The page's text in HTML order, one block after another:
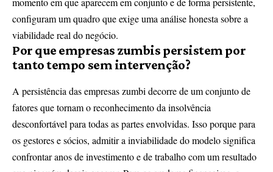
configuram um quadro que exige uma análise honesta sobre a
viabilidade real do negócio.
Por que empresas zumbis persistem por
tanto tempo sem intervenção?
A persistência das empresas zumbi decorre de um conjunto de
fatores que tornam o reconhecimento da insolvência
desconfortável para todas as partes envolvidas. Isso porque para
os gestores e sócios, admitir a inviabilidade do modelo significa
confrontar anos de investimento e de trabalho com um resultado